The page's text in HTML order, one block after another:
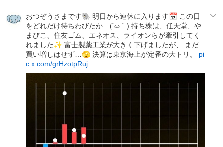
早
見
おつぞうさまです🐘 明日から連休に入ります📅 この日
をどれだけ待ちわびたか…(´ω｀) 持ち株は、任天堂、や
まびこ、住友ゴム、エネオス、ライオンらが牽引してく
れました✨ 富士製薬工業が大きく下げましたが、 まだ
買い増しはせず…🫣 決算は東京海上が定番の大トリ。 pi
c.x.com/grHzotpRuj